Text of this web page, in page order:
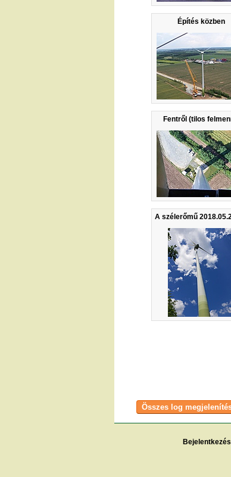
Építés közben
Fentről (tilos
A szélerőmű
Bejelentkezés